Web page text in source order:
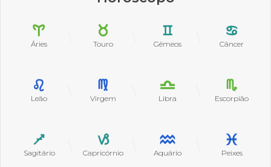
Áries Touro Gêmeos Câncer
Leão Virgem Libra Escorpião
Sagitário Capricórnio Aquário Peixes